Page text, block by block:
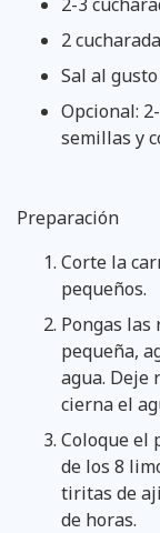
2
Sal al gusto
Opcional:
semillas y
Preparación
Corte la
pequeños.
Pongas
pequeña,
agua. Deje
cierna el
Coloque el
de los 8
tiritas de
de horas.